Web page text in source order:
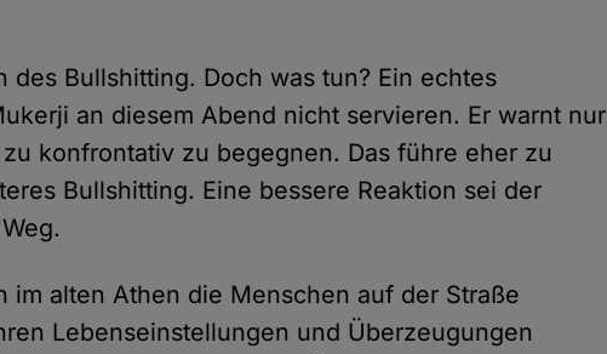
des Bullshitting. Doch was tun? Ein echtes
an diesem Abend nicht servieren. Er warnt nur
konfrontativ zu begegnen. Das führe eher zu
Bullshitting. Eine bessere Reaktion sei der
im alten Athen die Menschen auf der Straße
Lebenseinstellungen und Überzeugungen